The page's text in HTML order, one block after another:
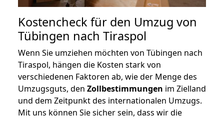
Kostencheck für den Umzug von
Tübingen nach Tiraspol
Wenn Sie umziehen möchten von Tübingen nach
Tiraspol, hängen die Kosten stark von
verschiedenen Faktoren ab, wie der Menge des
Umzugsguts, den Zollbestimmungen im Zielland
und dem Zeitpunkt des internationalen Umzugs.
Mit uns können Sie sicher sein, dass wir die